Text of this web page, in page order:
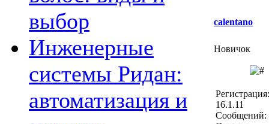
выбор
Инженерные
системы Ридан:
автоматизация и
calentano
Новичок
Регистрация:
16.1.11
Сообщений: